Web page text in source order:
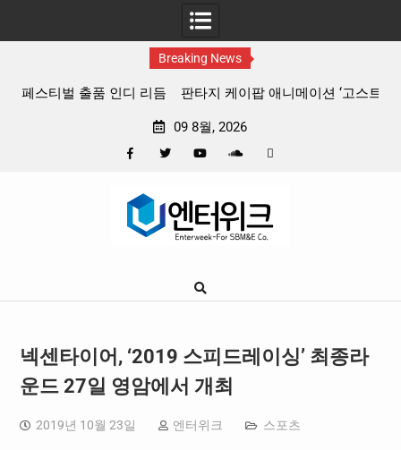
Breaking News
판타지 케이팝 애니메이션 ‘고스트밴드’ 8월 26일(수) 개봉
09 8월, 2026
Google
넥센타이어, ‘2019 스피드레이싱’ 최종라
운드 27일 영암에서 개최
2019년 10월 23일 엔터위크 스포츠